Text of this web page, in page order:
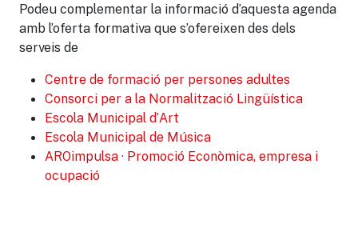
Podeu complementar la informació d’aquesta agenda
amb l’oferta formativa que s’ofereixen des dels
serveis de
Centre de formació per persones adultes
Consorci per a la Normalització Lingüística
Escola Municipal d’Art
Escola Municipal de Música
AROimpulsa · Promoció Econòmica, empresa i
ocupació